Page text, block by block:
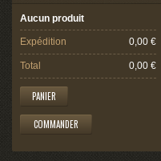
Aucun produit
Expédition 0,00 €
Total 0,00 €
PANIER
COMMANDER